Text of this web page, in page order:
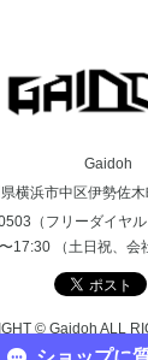
Gaidoh
横浜市中区伊勢佐
（フリーダイヤ
17:30 （土日祝、会
© Gaidoh ALL